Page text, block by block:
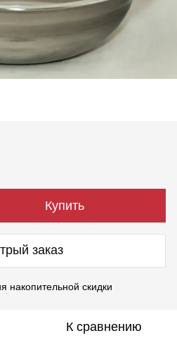
Купить
заказ
накопительной скидки
К сравнению